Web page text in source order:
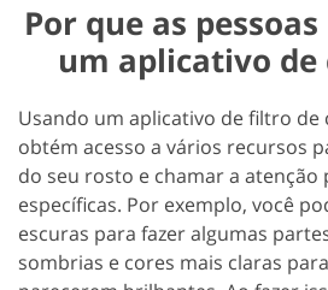
Por que as
um aplicativo de
Usando um aplicativo de filtro de
obtém acesso a vários recursos
do seu rosto e chamar a atenção
específicas. Por exemplo, você
escuras para fazer algumas
sombrias e cores mais claras